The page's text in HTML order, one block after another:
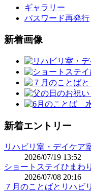
ギャラリー
パスワード再発行
新着画像
新着エントリー
リハビリ室・デイケア
2026/07/19 13:52
ショートステイひま
2026/07/08 20:16
７月のことばとリハビ